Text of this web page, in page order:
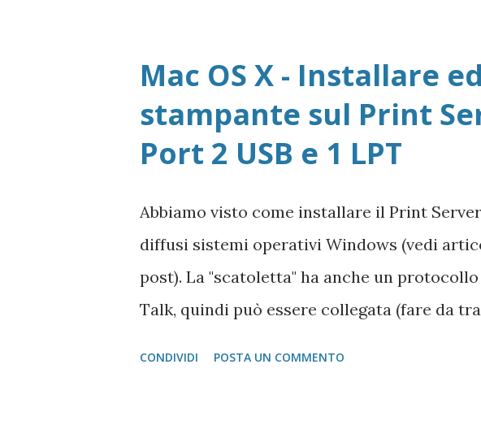
Registrazione Vecchie versioni Avast
per 1 anno Adobe Reader Get Adobe
tutte le versioni Adobe Reader da scaricare
versione unica) dal Sito Microsoft Windows
Player Pagina di Download di VLC Pix
dell'autore del progr...
Mac OS X - Installare
stampante sul Print
Port 2 USB e 1 LPT
Abbiamo visto come installare il Print
diffusi sistemi operativi Windows (vedi
post). La "scatoletta" ha anche un
Talk, quindi può essere collegata (fare da
CONDIVIDI POSTA UN COMMENTO